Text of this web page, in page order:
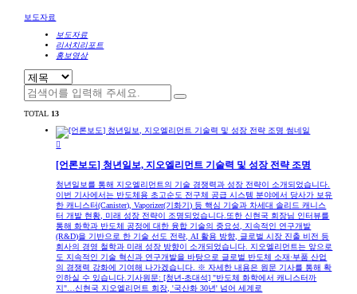
보도자료
보도자료
리서치리포트
홍보영상
TOTAL 13

[언론보도] 청년일보, 지오엘리먼트 기술력 및 성장 전략 조명
청년일보를 통해 지오엘리먼트의 기술 경쟁력과 성장 전략이 소개되었습니다.
이번 기사에서는 반도체용 초고순도 전구체 공급 시스템 분야에서 당사가 보유
한 캐니스터(Canister), Vaporizer(기화기) 등 핵심 기술과 차세대 솔리드 캐니스
터 개발 현황, 미래 성장 전략이 조명되었습니다.또한 신현국 회장님 인터뷰를
통해 화학과 반도체 공정에 대한 융합 기술의 중요성, 지속적인 연구개발
(R&D)을 기반으로 한 기술 선도 전략, AI 활용 방향, 글로벌 시장 진출 비전 등
회사의 경영 철학과 미래 성장 방향이 소개되었습니다. 지오엘리먼트는 앞으로
도 지속적인 기술 혁신과 연구개발을 바탕으로 글로벌 반도체 소재·부품 산업
의 경쟁력 강화에 기여해 나가겠습니다. ※ 자세한 내용은 원문 기사를 통해 확
인하실 수 있습니다.기사원문: [청년-초대석] "반도체 화학에서 캐니스터까
지"…신현국 지오엘리먼트 회장, '국산화 30년' 넘어 세계로